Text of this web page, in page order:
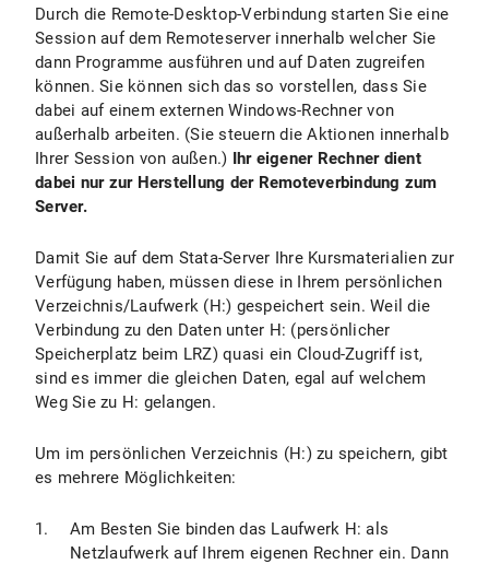
Durch die Remote-Desktop-Verbindung starten Sie eine
Session auf dem Remoteserver innerhalb welcher Sie
dann Programme ausführen und auf Daten zugreifen
können. Sie können sich das so vorstellen, dass Sie
dabei auf einem externen Windows-Rechner von
außerhalb arbeiten. (Sie steuern die Aktionen innerhalb
Ihrer Session von außen.) Ihr eigener Rechner dient
dabei nur zur Herstellung der Remoteverbindung zum
Server.
Damit Sie auf dem Stata-Server Ihre Kursmaterialien zur
Verfügung haben, müssen diese in Ihrem persönlichen
Verzeichnis/Laufwerk (H:) gespeichert sein. Weil die
Verbindung zu den Daten unter H: (persönlicher
Speicherplatz beim LRZ) quasi ein Cloud-Zugriff ist,
sind es immer die gleichen Daten, egal auf welchem
Weg Sie zu H: gelangen.
Um im persönlichen Verzeichnis (H:) zu speichern, gibt
es mehrere Möglichkeiten:
Am Besten Sie binden das Laufwerk H: als
Netzlaufwerk auf Ihrem eigenen Rechner ein. Dann